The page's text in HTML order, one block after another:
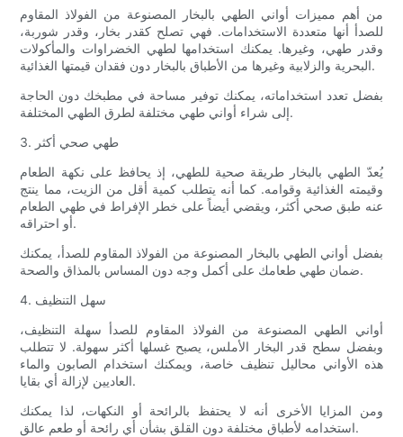
من أهم مميزات أواني الطهي بالبخار المصنوعة من الفولاذ المقاوم
للصدأ أنها متعددة الاستخدامات. فهي تصلح كقدر بخار، وقدر شوربة،
وقدر طهي، وغيرها. يمكنك استخدامها لطهي الخضراوات والمأكولات
البحرية والزلابية وغيرها من الأطباق بالبخار دون فقدان قيمتها الغذائية.
بفضل تعدد استخداماته، يمكنك توفير مساحة في مطبخك دون الحاجة
إلى شراء أواني طهي مختلفة لطرق الطهي المختلفة.
3. طهي صحي أكثر
يُعدّ الطهي بالبخار طريقة صحية للطهي، إذ يحافظ على نكهة الطعام
وقيمته الغذائية وقوامه. كما أنه يتطلب كمية أقل من الزيت، مما ينتج
عنه طبق صحي أكثر، ويقضي أيضاً على خطر الإفراط في طهي الطعام
أو احتراقه.
بفضل أواني الطهي بالبخار المصنوعة من الفولاذ المقاوم للصدأ، يمكنك
ضمان طهي طعامك على أكمل وجه دون المساس بالمذاق والصحة.
4. سهل التنظيف
أواني الطهي المصنوعة من الفولاذ المقاوم للصدأ سهلة التنظيف،
وبفضل سطح قدر البخار الأملس، يصبح غسلها أكثر سهولة. لا تتطلب
هذه الأواني محاليل تنظيف خاصة، ويمكنك استخدام الصابون والماء
العاديين لإزالة أي بقايا.
ومن المزايا الأخرى أنه لا يحتفظ بالرائحة أو النكهات، لذا يمكنك
استخدامه لأطباق مختلفة دون القلق بشأن أي رائحة أو طعم عالق.